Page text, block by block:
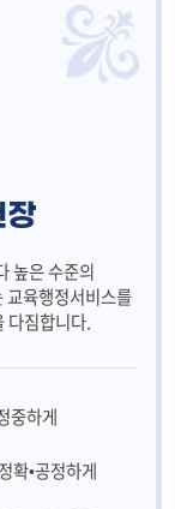
장
높은 수준의
교육행정서비스를
다짐합니다.
중하게
확•공정하게